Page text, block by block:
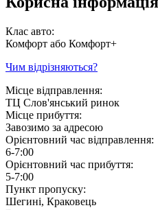
Клас авто:
Комфорт або Комфорт+
Чим відрізняються?
Місце відправлення:
ТЦ Слов'янський ринок
Місце прибуття:
Завозимо за адресою
Орієнтовний час відправлення:
6-7:00
Орієнтовний час прибуття:
5-7:00
Пункт пропуску:
Шегині, Краковець